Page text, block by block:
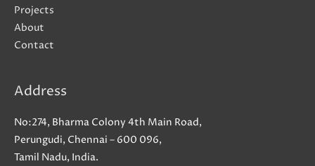
Projects
About
Contact
Address
No:274, Bharma Colony 4th Main Road,
Perungudi, Chennai – 600 096,
Tamil Nadu, India.